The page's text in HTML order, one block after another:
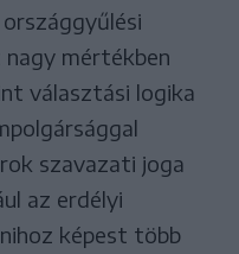
mértékben
választási logika
szavazati joga
az erdélyi
képest több